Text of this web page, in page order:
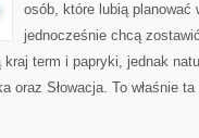
osób, które lubią
jednocześnie chcą
term i papryki, jednak
oraz Słowacja. To właśnie